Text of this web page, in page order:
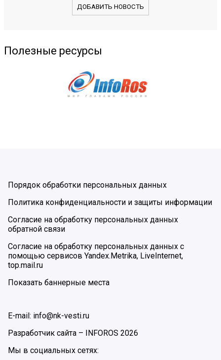
ДОБАВИТЬ НОВОСТЬ
Полезные ресурсы
Порядок обработки персональных данных
Политика конфиденциальности и защиты информации
Согласие на обработку персональных данных
обратной связи
Согласие на обработку персональных данных с
помощью сервисов Yandex.Metrika, LiveInternet,
top.mail.ru
Показать баннерные места
E-mail: info@nk-vesti.ru
Разработчик сайта –
INFOROS 2026
Мы в социальных сетях: